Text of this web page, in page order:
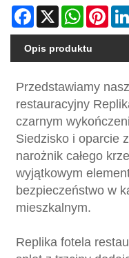
Facebook
X WhatsApp
Opis produktu
Przedstawiamy
restauracyjny
czarnym
Siedzisko i oparcie
narożnik całego
wyjątkowym
bezpieczeństwo w
mieszkalnym.
Replika fotela